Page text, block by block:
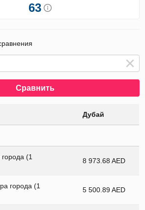
63
Сравнить
Дубай
(1
8 973.68 AED
города (1
5 500.89 AED